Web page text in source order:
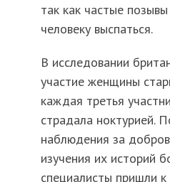
так как частые
человеку выспаться.
В исследовании
участие женщины
каждая третья
страдала ноктурией.
наблюдения за
изучения их историй
специалисты пришли